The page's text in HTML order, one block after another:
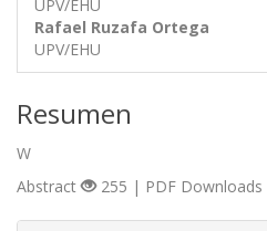
UPV/EHU
Rafael Ruzafa Ortega
UPV/EHU
Resumen
W
Abstract
255 | PDF Downloads